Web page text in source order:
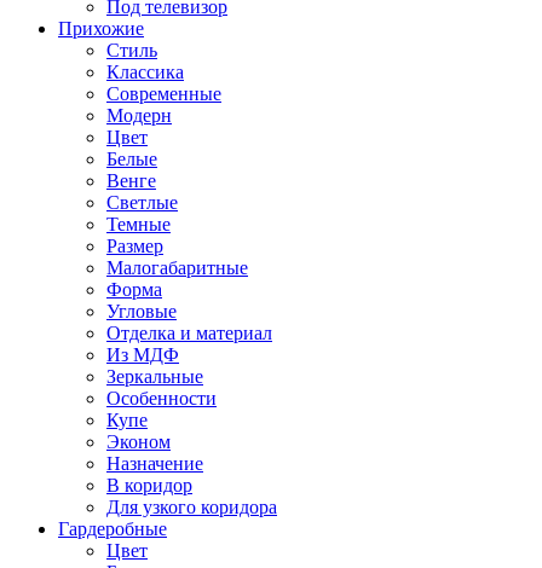
Под телевизор
Прихожие
Стиль
Классика
Современные
Модерн
Цвет
Белые
Венге
Светлые
Темные
Размер
Малогабаритные
Форма
Угловые
Отделка и материал
Из МДФ
Зеркальные
Особенности
Купе
Эконом
Назначение
В коридор
Для узкого коридора
Гардеробные
Цвет